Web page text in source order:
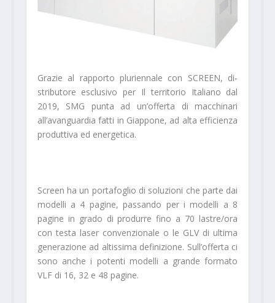
Grazie al rapporto pluriennale con SCREEN, di­
stributore esclusivo per Il territorio Italiano dal
2019, SMG punta ad un’offerta di macchina­ri
all’avanguardia fatti in Giappone, ad alta effi­cienza
produttiva ed energetica.
Screen ha un portafoglio di soluzioni che parte dai
modelli a 4 pagine, passando per i modelli a 8
pagine in gra­do di produrre fino a 70 lastre/ora
con testa laser convenzionale o le GLV di ultima
generazione ad altissima definizione. Sull’offerta ci
sono anche i potenti modelli a grande formato
VLF di 16, 32 e 48 pagine.